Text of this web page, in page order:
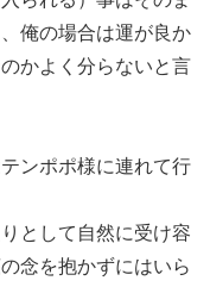
俺の場合は運が良か
かよく分らないと言
ンポポ様に連れて行
として自然に受け容
念を抱かずにはいら